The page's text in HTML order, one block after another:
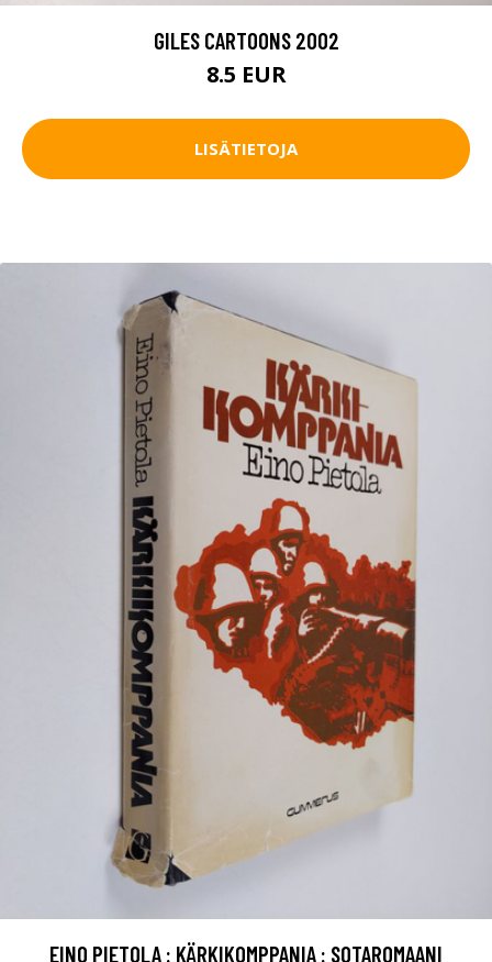
GILES CARTOONS 2002
8.5 EUR
LISÄTIETOJA
EINO PIETOLA : KÄRKIKOMPPANIA : SOTAROMAANI